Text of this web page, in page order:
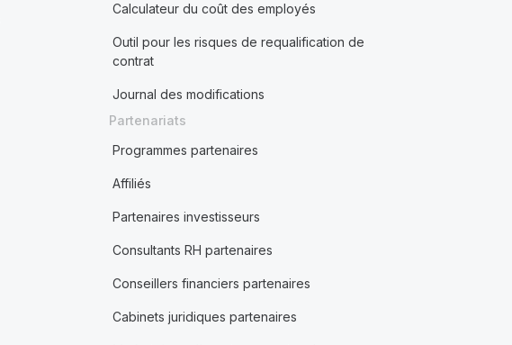
Calculateur du coût des employés
Outil pour les risques de requalification de
contrat
Journal des modifications
Partenariats
Programmes partenaires
Affiliés
Partenaires investisseurs
Consultants RH partenaires
Conseillers financiers partenaires
Cabinets juridiques partenaires